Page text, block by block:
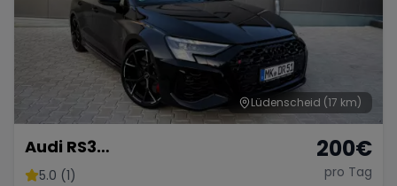
Lüdenscheid (17 km)
Audi RS3
Limousine/Vollausgestattet/
5.0 (1)
200€
pro Tag